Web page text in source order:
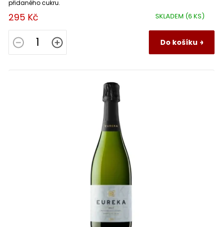
SKLADEM (6 KS)
295 Kč
Do košíku
přidaného cukru.